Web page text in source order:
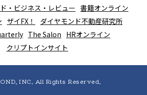
・ビジネス・レビュー 書籍オンライン
ザイFX！
ダイヤモンド不動産研究所
The Salon HRオンライン
クリプトインサイト
INC. All Rights Reserved.